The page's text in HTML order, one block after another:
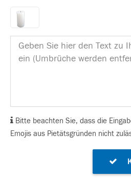
Bitte beachten Sie, dass die
Emojis aus Pietätsgründen nicht